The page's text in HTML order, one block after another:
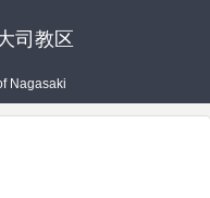
司教区
Nagasaki